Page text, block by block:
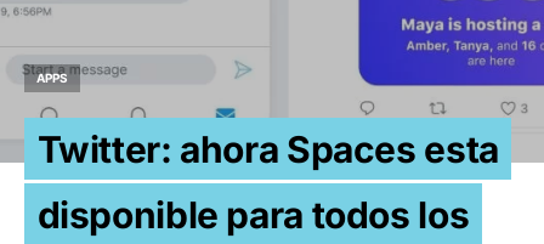
APPS
Twitter: ahora Spaces esta
disponible para todos los